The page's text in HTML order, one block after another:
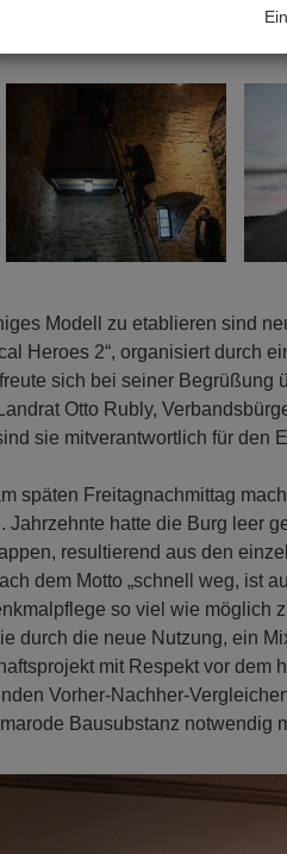
Modell zu etablieren sind
Heroes 2“, organisiert durch
sich bei seiner
Otto Rubly,
sie mitverantwortlich für den
späten Freitagnachmittag
Jahrzehnte hatte die Burg leer
resultierend aus den
dem Motto „schnell weg, ist
so viel wie möglich
durch die neue Nutzung, ein
mit Respekt vor
Vorher-Nachher-
Bausubstanz notwendig